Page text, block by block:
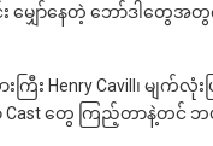
မျှော်နေတဲ့ ဘော်ဒါတွေအတွ
Henry Cavill၊ မျက်လုံးပ
Cast တွေ ကြည့်တာနဲ့တင်